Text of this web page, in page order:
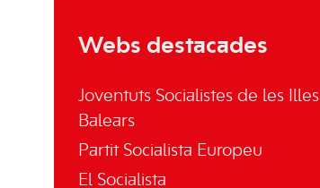
Webs destacades
Joventuts Socialistes de les Illes
Balears
Partit Socialista Europeu
El Socialista